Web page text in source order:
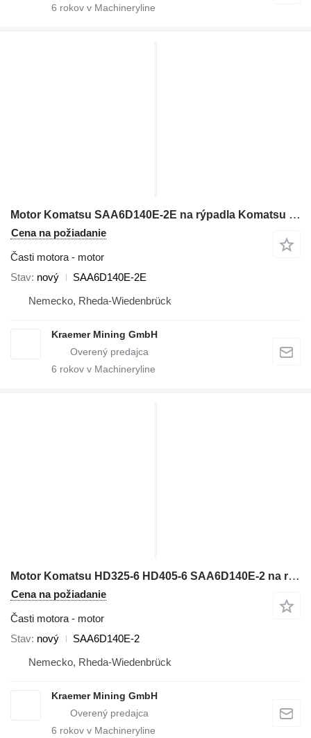
6 rokov v Machineryline
Motor Komatsu SAA6D140E-2E na rýpadla Komatsu PC1800
Cena na požiadanie
Časti motora - motor
Stav nový
SAA6D140E-2E
Nemecko, Rheda-Wiedenbrück
Kraemer Mining GmbH
6 rokov v Machineryline
Motor Komatsu HD325-6 HD405-6 SAA6D140E-2 na rýpadla Komatsu PC750-6
Cena na požiadanie
Časti motora - motor
Stav nový
SAA6D140E-2
Nemecko, Rheda-Wiedenbrück
Kraemer Mining GmbH
6 rokov v Machineryline